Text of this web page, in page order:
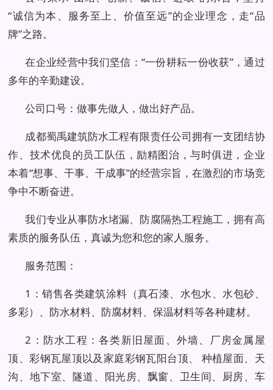
“诚信为本、服务至上、价值至远”的企业理念，走“品
牌”之路。
在企业经营中我们坚信：“一份耕耘一份收获”，通过
多年的辛勤建设。
公司口号：做事先做人，做出好产品。
成都蜀禹建筑防水工程有限责任公司拥有一支团结协
作、技术优良的员工队伍，励精图治，与时俱进，企业
本着“想事、干事、干成事”的经营宗旨，在激烈的市场竞
争中不断奋进。
我们专业从事防水堵漏、防腐隔热工程施工，拥有高
素质的服务队伍，真诚为您和您的家人服务。
服务范围：
1：销售各类建筑涂料（真石漆、水包水、水包砂、
多彩）、防水材料、防腐材料、保温材料等各种建材。
2：防水工程：各类新旧屋面、外墙、厂房金属屋
顶、彩钢瓦屋顶以及家庭彩钢瓦阳台顶、 种植屋面、天
沟、地下室、隧道、阳光房、飘窗、卫生间、厨房、车